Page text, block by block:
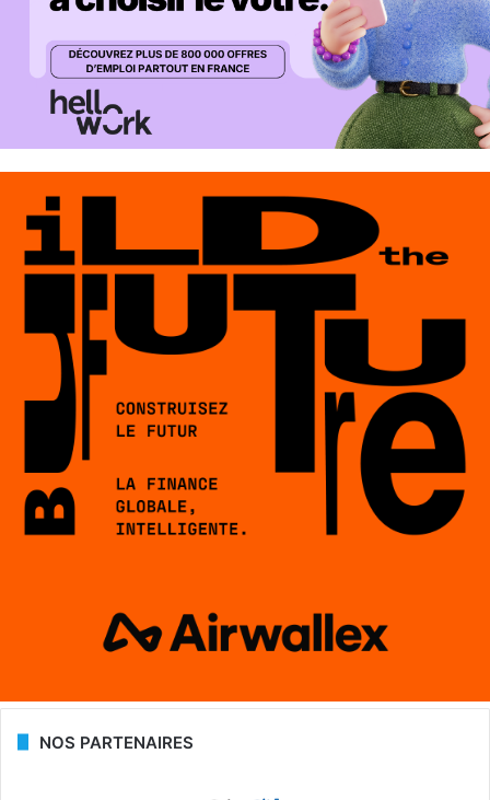
NOS PARTENAIRES